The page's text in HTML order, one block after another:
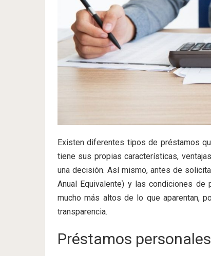
Existen diferentes tipos de préstamos
tiene sus propias características,
una decisión. Así mismo, antes de
Anual Equivalente) y las condiciones
mucho más altos de lo que aparentan,
transparencia.
Préstamos